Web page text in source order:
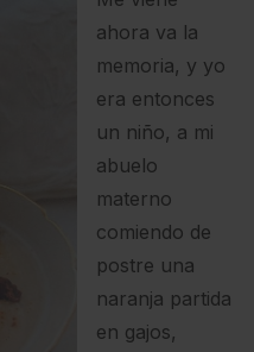
ahora va la
memoria, y yo
era entonces
un niño, a mi
abuelo
materno
comiendo de
postre una
naranja partida
en gajos,